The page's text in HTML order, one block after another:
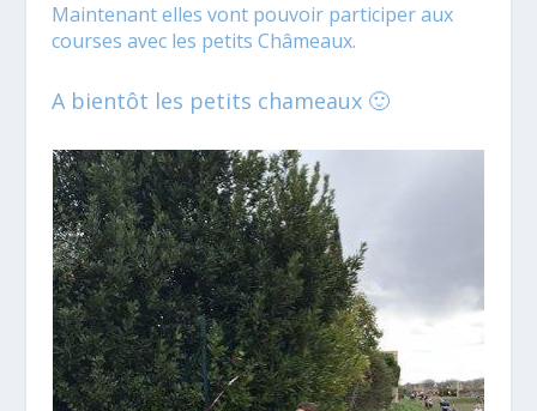
Maintenant elles vont pouvoir participer aux
courses avec les petits Châmeaux.
A bientôt les petits chameaux 🙂